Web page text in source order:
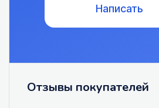
Написать
Отзывы покупателей